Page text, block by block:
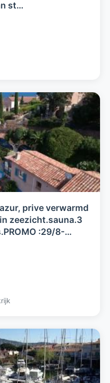
st
prive verwarmd
zeezicht.sauna.3
:29/8-